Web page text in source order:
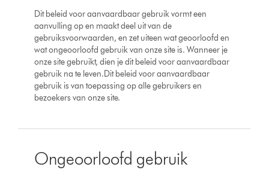
Dit beleid voor aanvaardbaar gebruik vormt een
aanvulling op en maakt deel uit van de
gebruiksvoorwaarden, en zet uiteen wat geoorloofd en
wat ongeoorloofd gebruik van onze site is. Wanneer je
onze site gebruikt, dien je dit beleid voor aanvaardbaar
gebruik na te leven.Dit beleid voor aanvaardbaar
gebruik is van toepassing op alle gebruikers en
bezoekers van onze site.
Ongeoorloofd gebruik